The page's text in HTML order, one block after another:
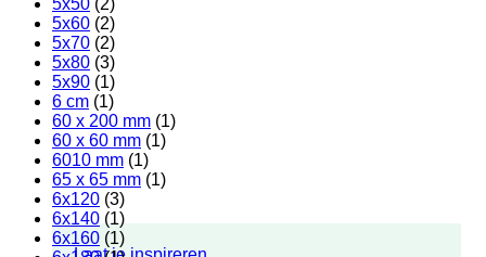
5x50 (2)
5x60 (2)
5x70 (2)
5x80 (3)
5x90 (1)
6 cm (1)
60 x 200 mm (1)
60 x 60 mm (1)
6010 mm (1)
65 x 65 mm (1)
6x120 (3)
6x140 (1)
6x160 (1)